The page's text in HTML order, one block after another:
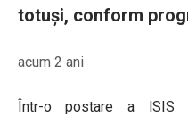
totuși, conform
acum 2 ani
Într-o postare a ISIS